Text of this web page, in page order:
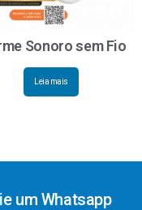
Sonoro sem Fio
Leia mais
um Whatsapp